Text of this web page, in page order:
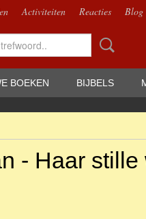
Activiteiten Reacties Blog
BOEKEN BIJBELS
- Haar stille